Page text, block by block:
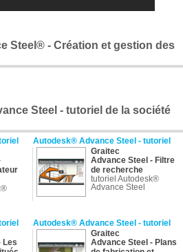
Steel® - Création et gestion des
Steel - tutoriel de la société
Autodesk® Advance Steel - tutoriel
Graitec
Advance Steel - Filtre
de recherche
tutoriel Autodesk®
Advance Steel
Autodesk® Advance Steel - tutoriel
Les
Graitec
Advance Steel - Plans